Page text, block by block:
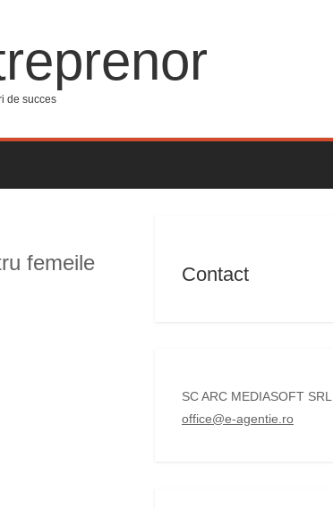
de succes
femeile
Contact
SC ARC MEDIASOFT SRL
office@e-agentie.ro